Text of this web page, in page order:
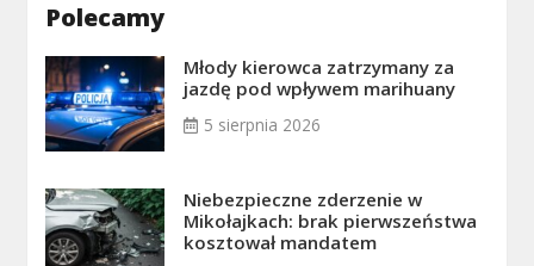
Polecamy
Młody kierowca zatrzymany za
jazdę pod wpływem marihuany
5 sierpnia 2026
Niebezpieczne zderzenie w
Mikołajkach: brak pierwszeństwa
kosztował mandatem